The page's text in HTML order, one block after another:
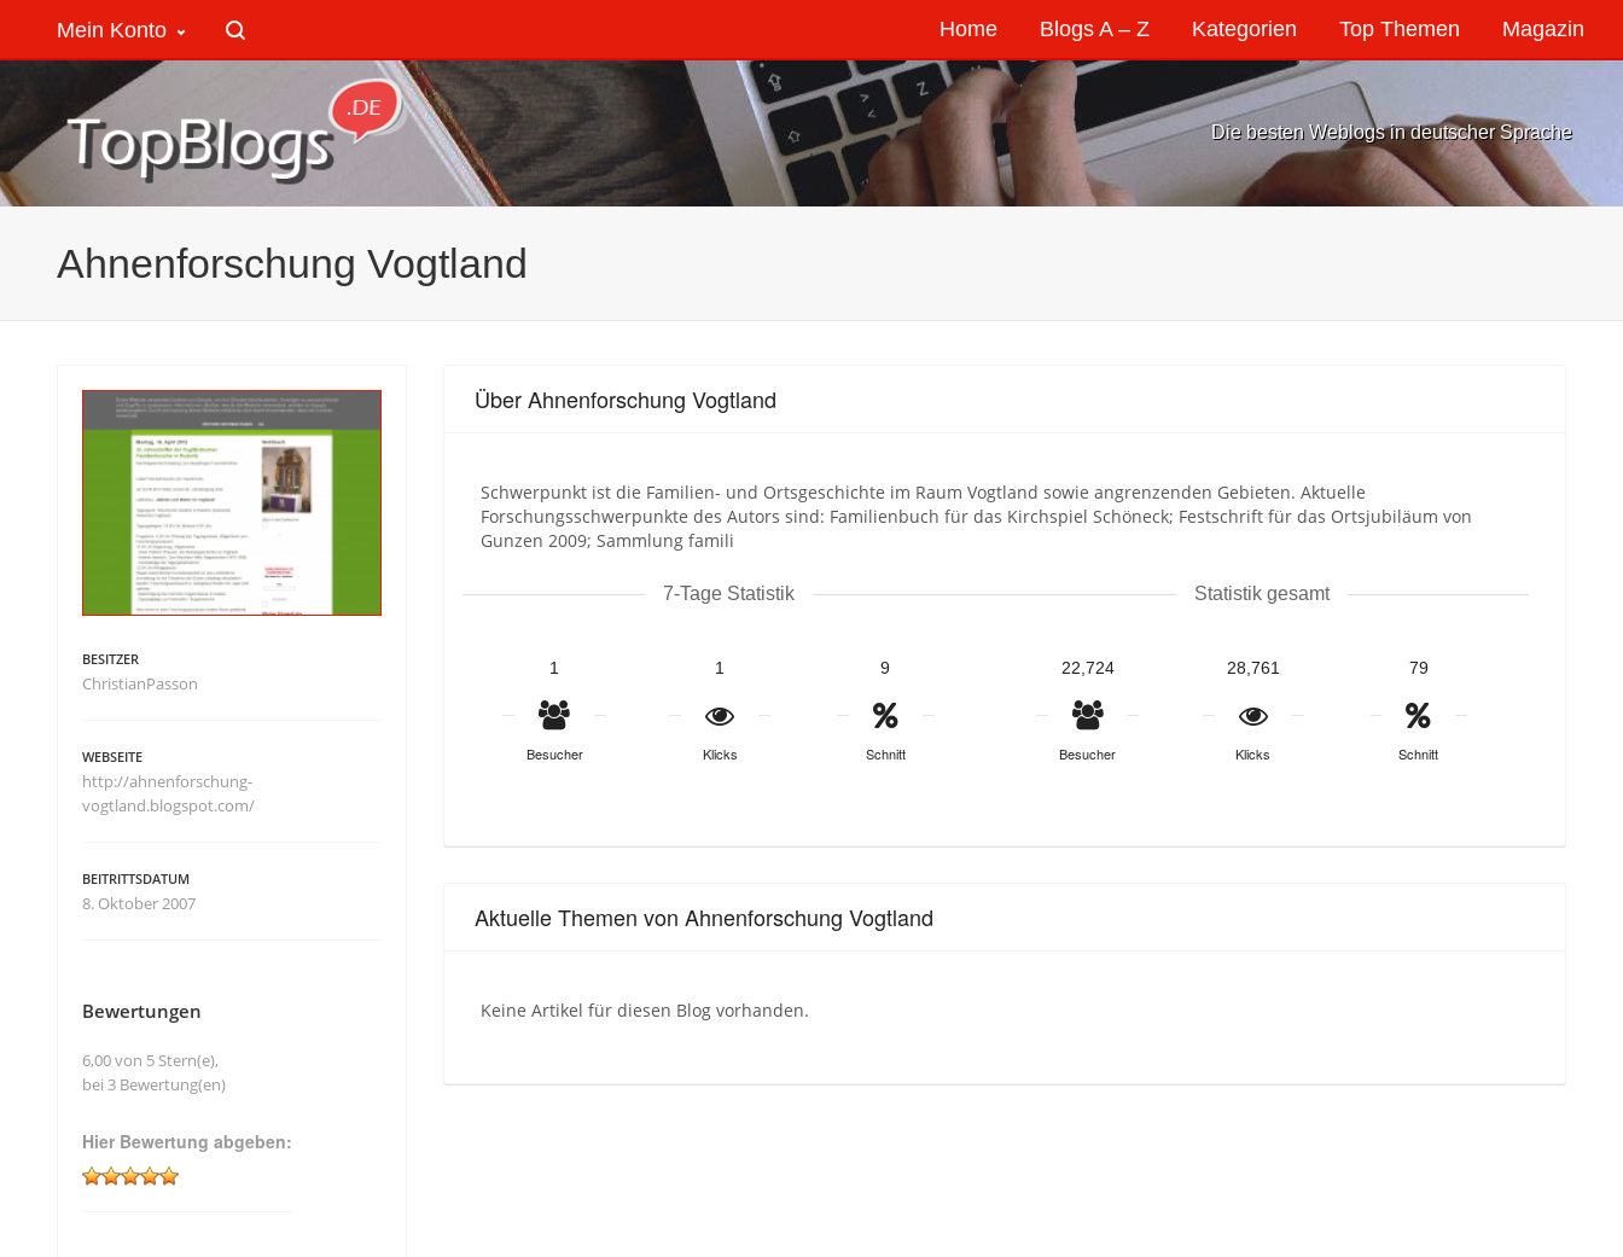
Home Blogs A – Z Kategorien Top Themen Magazin
Mein Konto
Die besten Weblogs in deutscher Sprache
Ahnenforschung Vogtland
Über Ahnenforschung Vogtland
Schwerpunkt ist die Familien- und Ortsgeschichte im Raum Vogtland sowie angrenzenden Gebieten. Aktuelle
Forschungsschwerpunkte des Autors sind: Familienbuch für das Kirchspiel Schöneck; Festschrift für das Ortsjubiläum von
Gunzen 2009; Sammlung famili
7-Tage Statistik
1
Besucher
1
Klicks
9
Schnitt
Statistik gesamt
22,724
Besucher
28,761
Klicks
79
Schnitt
Aktuelle Themen von Ahnenforschung Vogtland
Keine Artikel für diesen Blog vorhanden.
BESITZER
ChristianPasson
WEBSEITE
http://ahnenforschung-
vogtland.blogspot.com/
BEITRITTSDATUM
8. Oktober 2007
Bewertungen
6,00 von 5 Stern(e),
bei 3 Bewertung(en)
Hier Bewertung abgeben: